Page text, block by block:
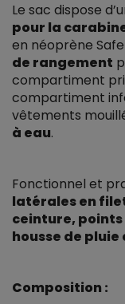
Le sac dispose
pour la
en néoprène
de rangement
compartiment
compartiment
vêtements
à eau.
Fonctionnel et
latérales en
ceinture,
housse de
Composition :